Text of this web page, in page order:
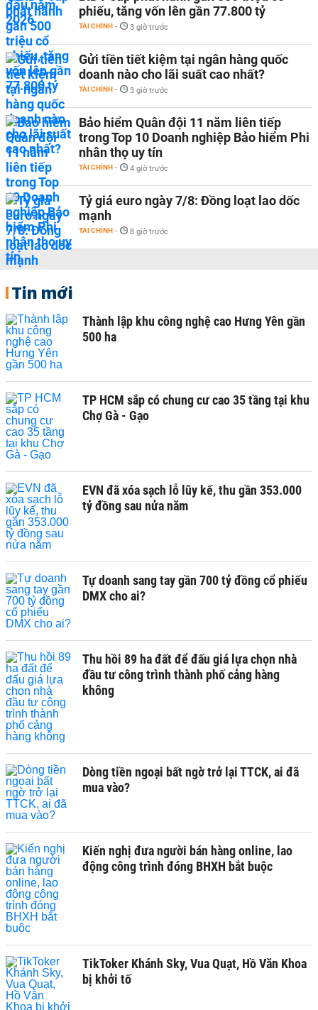
phiếu, tăng vốn lên gần 77.800 tỷ
TÀI CHÍNH - 3 giờ trước
Gửi tiền tiết kiệm tại ngân hàng quốc
doanh nào cho lãi suất cao nhất?
TÀI CHÍNH - 3 giờ trước
Bảo hiểm Quân đội 11 năm liên tiếp
trong Top 10 Doanh nghiệp Bảo hiểm Phi
nhân thọ uy tín
TÀI CHÍNH - 4 giờ trước
Tỷ giá euro ngày 7/8: Đồng loạt lao dốc
mạnh
TÀI CHÍNH - 8 giờ trước
Tin mới
Thành lập khu công nghệ cao Hưng Yên gần
500 ha
TP HCM sắp có chung cư cao 35 tầng tại khu
Chợ Gà - Gạo
EVN đã xóa sạch lỗ lũy kế, thu gần 353.000
tỷ đồng sau nửa năm
Tự doanh sang tay gần 700 tỷ đồng cổ phiếu
DMX cho ai?
Thu hồi 89 ha đất để đấu giá lựa chọn nhà
đầu tư công trình thành phố cảng hàng
không
Dòng tiền ngoại bất ngờ trở lại TTCK, ai đã
mua vào?
Kiến nghị đưa người bán hàng online, lao
động công trình đóng BHXH bắt buộc
TikToker Khánh Sky, Vua Quạt, Hồ Văn Khoa
bị khởi tố